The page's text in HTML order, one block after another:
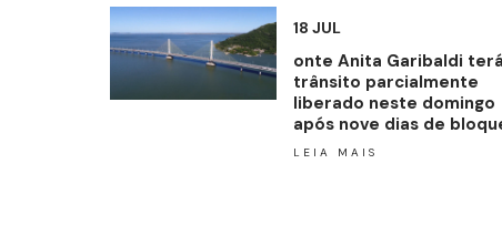
18 JUL
onte Anita Garibaldi terá
trânsito parcialmente
liberado neste domingo
após nove dias de
LEIA MAIS